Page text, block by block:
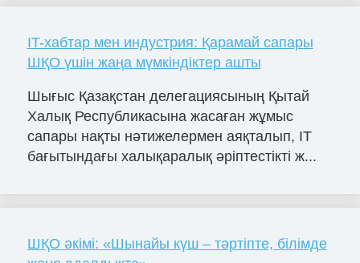
IT-хабтар мен индустрия: Қарамай сапары
ШҚО үшін жаңа мүмкіндіктер ашты
Шығыс Қазақстан делегациясының Қытай
Халық Республикасына жасаған жұмыс
сапары нақты нәтижелермен аяқталып, IT
бағытындағы халықаралық әріптестікті ж...
ШҚО әкімі: «Шынайы күш – тәртіпте, білімде